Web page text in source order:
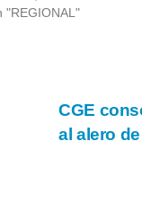
"REGIONAL"
CGE
al alero